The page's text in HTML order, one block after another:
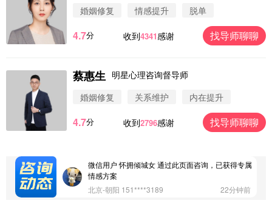
婚姻修复
情感提升 脱单
4.7分 收到4341感谢 找导师聊聊
蔡惠生 明星心理咨询督导师
婚姻修复
关系维护 内在提升
4.7分 收到2796感谢 找导师聊聊
案
32分钟前
微信用户 Vnno 通过此页面咨询，已获得专属情感方
微信用户 大太阳 通过此页面咨询，已获得专属情感
方案
微信用户 安康 通过此页面咨询，已获得专属情感方
微信用户 怀拥倾城女 通过此页面咨询，已获得专属
情感方案
北京-朝阳 151****3189
22分钟前